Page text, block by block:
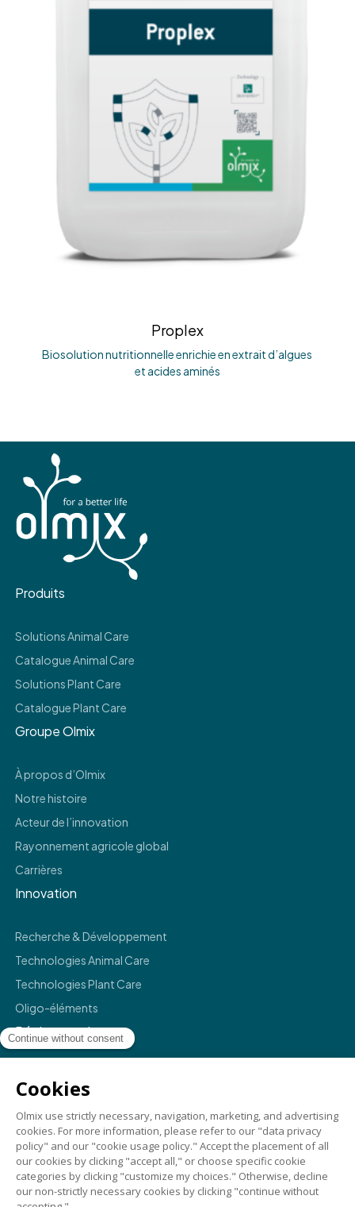
Proplex
Biosolution nutritionnelle enrichie en extrait d’algues
et acides aminés
Produits
Solutions Animal Care
Catalogue Animal Care
Solutions Plant Care
Catalogue Plant Care
Groupe Olmix
À propos d’Olmix
Notre histoire
Acteur de l’innovation
Rayonnement agricole global
Carrières
Innovation
Recherche & Développement
Technologies Animal Care
Technologies Plant Care
Oligo-éléments
Réglementaire
Politique de confidentialité
Termes et conditions
Conformité
Crédits